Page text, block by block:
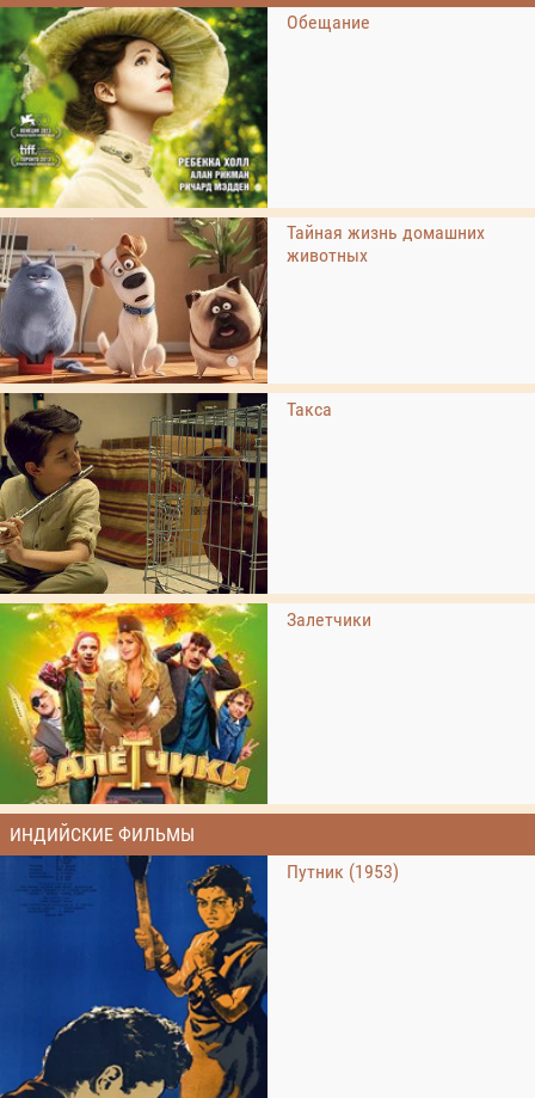
Обещание
Тайная жизнь домашних
животных
Такса
Залетчики
ИНДИЙСКИЕ ФИЛЬМЫ
Путник (1953)